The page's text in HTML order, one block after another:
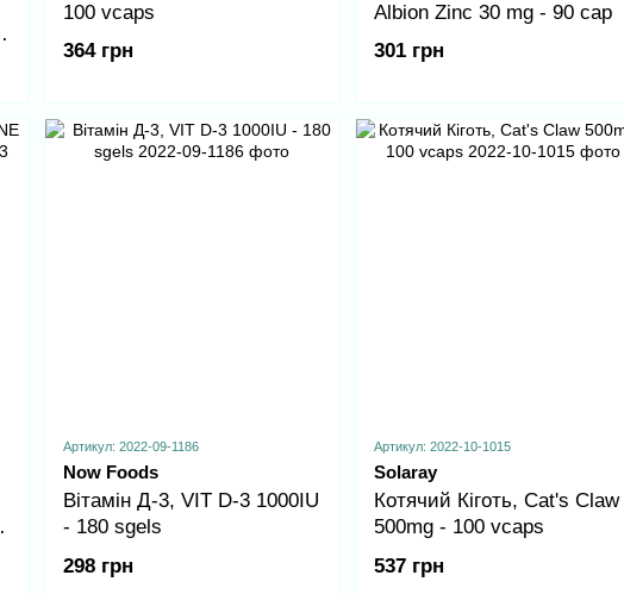
100 vcaps
364 грн
Albion Zinc 30 mg - 90 cap
301 грн
Артикул: 2022-09-1186
Now Foods
Вітамін Д-3, VIT D-3 1000IU
- 180 sgels
298 грн
Артикул: 2022-10-1015
Solaray
Котячий Кіготь, Cat's Claw
500mg - 100 vcaps
537 грн